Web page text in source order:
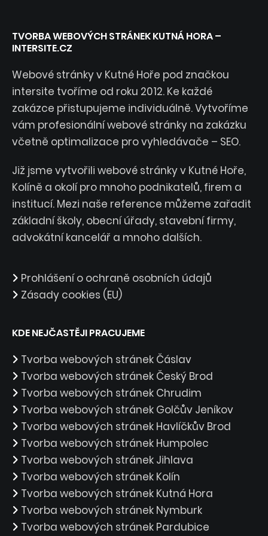
TVORBA WEBOVÝCH STRÁNEK KUTNÁ HORA –
INTERSITE.CZ
Webové stránky v Kutné Hoře pod značkou
intersite tvoříme od roku 2012. Ke každé
zakázce přistupujeme individuálně. Vytvoříme
vám profesionální webové stránky na zakázku
včetně optimalizace pro vyhledávače – SEO.
Již jsme vytvořili webové stránky v Kutné Hoře,
Kolíně a okolí pro mnoho podnikatelů, firem a
institucí. Mezi naše reference můžeme zařadit
základní školy, obecní úřady, stavební firmy,
advokátní kancelář a mnoho dalších.
Prohlášení o ochraně osobních údajů
Zásady cookies (EU)
KDE NEJČASTĚJI PRACUJEME
Tvorba webových stránek Čáslav
Tvorba webových stránek Český Brod
Tvorba webových stránek Chrudim
Tvorba webových stránek Golčův Jeníkov
Tvorba webových stránek Havlíčkův Brod
Tvorba webových stránek Humpolec
Tvorba webových stránek Jihlava
Tvorba webových stránek Kolín
Tvorba webových stránek Kutná Hora
Tvorba webových stránek Nymburk
Tvorba webových stránek Pardubice